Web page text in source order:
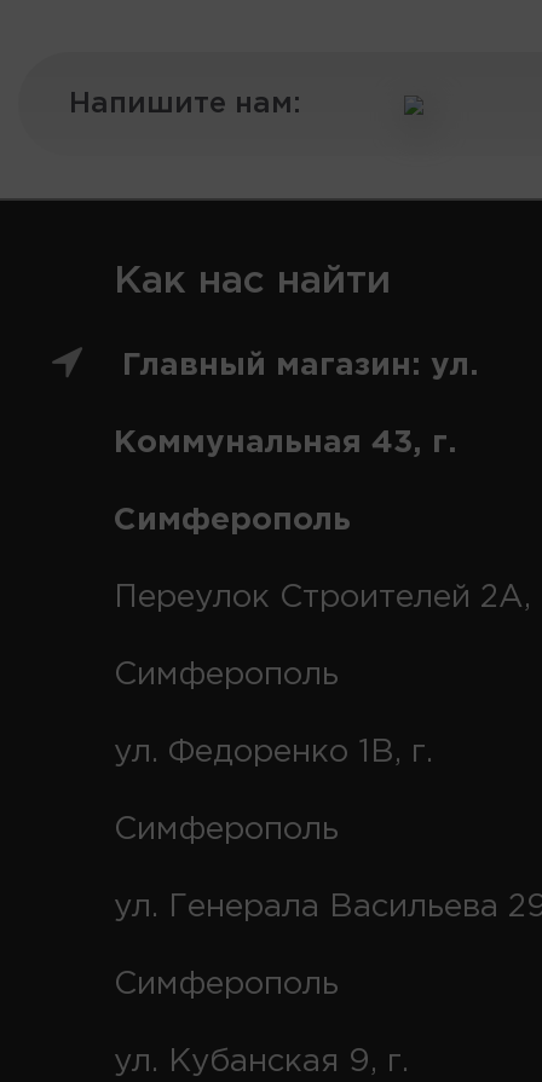
Напишите нам:
Как нас найти
Главный магазин: ул.
Коммунальная 43, г.
Симферополь
Переулок Строителей 2А,
Симферополь
ул. Федоренко 1В, г.
Симферополь
ул. Генерала Васильева
Симферополь
ул. Кубанская 9, г.